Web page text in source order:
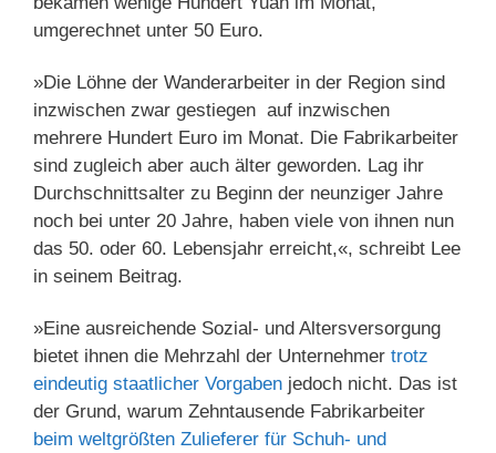
umgerechnet unter 50 Euro.
»Die Löhne der Wanderarbeiter in der Region sind
inzwischen zwar gestiegen auf inzwischen
mehrere Hundert Euro im Monat. Die Fabrikarbeiter
sind zugleich aber auch älter geworden. Lag ihr
Durchschnittsalter zu Beginn der neunziger Jahre
noch bei unter 20 Jahre, haben viele von ihnen nun
das 50. oder 60. Lebensjahr erreicht,«, schreibt Lee
in seinem Beitrag.
»Eine ausreichende Sozial- und Altersversorgung
bietet ihnen die Mehrzahl der Unternehmer trotz
eindeutig staatlicher Vorgaben jedoch nicht. Das ist
der Grund, warum Zehntausende Fabrikarbeiter
beim weltgrößten Zulieferer für Schuh- und